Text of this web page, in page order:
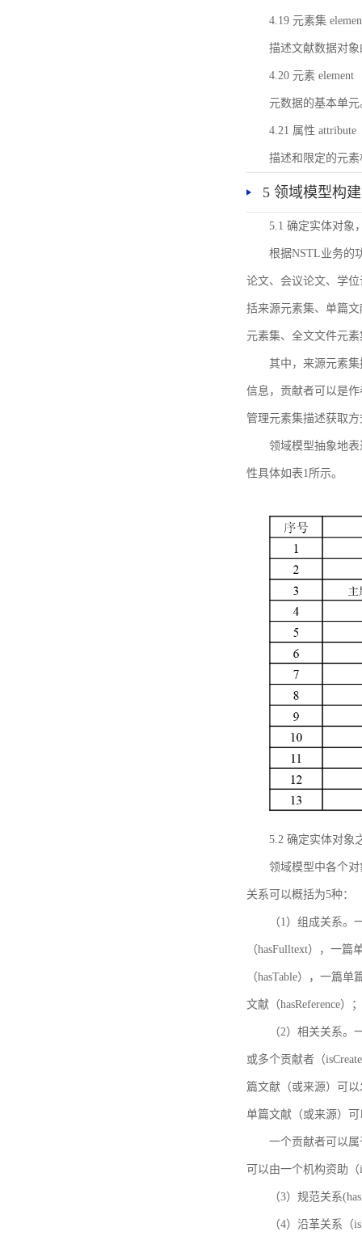
4.19 元素集
描述文献数据对
4.20 元素 element
元数据的基本单元
4.21 属性 attribute
描述和限定的元
5 领域模型构建
5.1 确定实体对象
根据NSTL业务的
论文、会议论文、学
括来源元素集、单篇
元素集、全文文件元
其中，来源元素
信息，贡献者可以是
管理元素集描述获取
领域模型抽象地
性具体如表1所示。
5.2 确定实体对象
领域模型中各个
关系可以概括为5种：
（1）组成关系
（hasFulltext），一
（hasTable），一篇
文献（hasReference）；
（2）相关关系
或多个贡献者（
篇文献（或来源）可
单篇文献（或来源）可
一个贡献者可以
可以由一个机构资助（
（3）规范关系
（4）沿革关系